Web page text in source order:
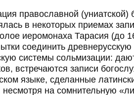
православной (униатской)
в некоторых приемах
иеромонаха Тарасия (до
соединить древнерусскую
системы сольмизации:
встречаются записи
языке, сделанные
на сомнительную